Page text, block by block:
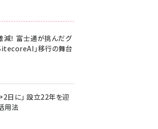
！ 富士通が挑んだグ
」移行の舞台
日に」 設立22年を迎
用法